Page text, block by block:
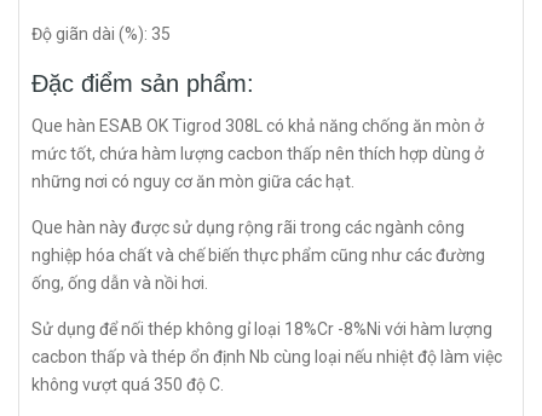
Độ giãn dài (%): 35
Đặc điểm sản phẩm:
Que hàn ESAB OK Tigrod 308L có khả năng chống ăn mòn ở
mức tốt, chứa hàm lượng cacbon thấp nên thích hợp dùng ở
những nơi có nguy cơ ăn mòn giữa các hạt.
Que hàn này được sử dụng rộng rãi trong các ngành công
nghiệp hóa chất và chế biến thực phẩm cũng như các đường
ống, ống dẫn và nồi hơi.
Sử dụng để nối thép không gỉ loại 18%Cr -8%Ni với hàm lượng
cacbon thấp và thép ổn định Nb cùng loại nếu nhiệt độ làm việc
không vượt quá 350 độ C.